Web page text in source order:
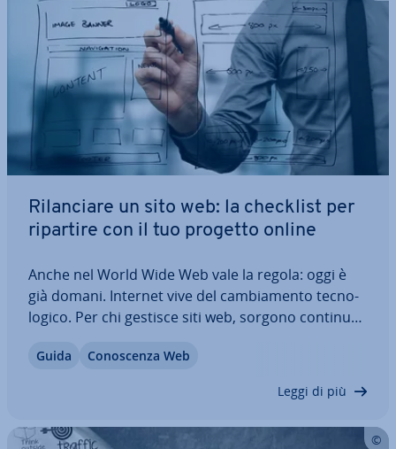
Ri­lan­cia­re un sito web: la checklist per
ripartire con il tuo progetto online
Anche nel World Wide Web vale la regola: oggi è
già domani. Internet vive del cam­bia­men­to tec­no­
lo­gi­co. Per chi gestisce siti web, sorgono con­ti­nua­
men­te è un modo per rimanere ag­gior­na­ti.
Guida Co­no­scen­za Web
Leggi di più